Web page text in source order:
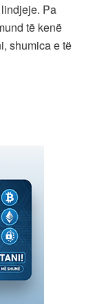
Pa
të kenë
shumica e të